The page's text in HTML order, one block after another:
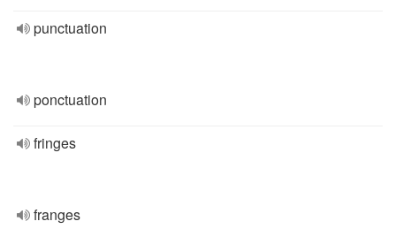
punctuation
ponctuation
fringes
franges